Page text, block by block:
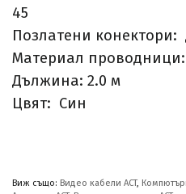
45
Позлатени конектори:
Материал
Дължина: 2.0 м
Цвят: Син
Виж също: Видео кабели ACT,